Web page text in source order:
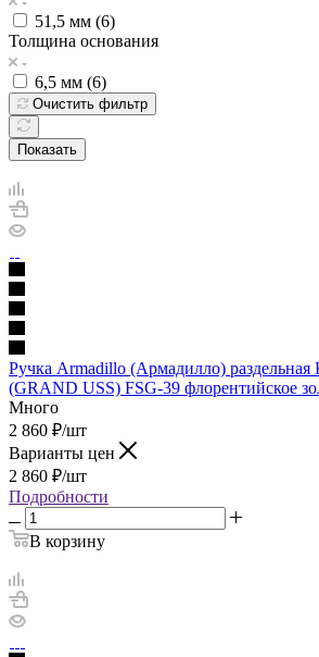
51,5 мм (6)
Толщина основания
6,5 мм (6)
Очистить фильтр
Показать
Ручка Armadillo (Армадилло)
(GRAND USS) FSG-39 флорентийское
Много
2 860 ₽/шт
Варианты цен
2 860 ₽/шт
Подробности
В корзину